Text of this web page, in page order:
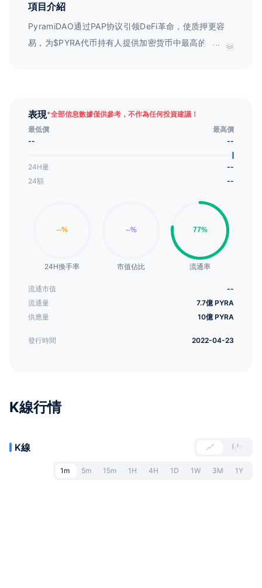
項目介紹
PyramiDAO通过PAP协议引领DeFi革命，使质押更容
易，为$PYRA代币持有人提供加密货币中最高的稳定回
...
表現*全部信息數據僅供參考，不作為任何投資建議！
最低價
最高價
--
--
24H量
--
24額
--
24H換手率 市值佔比 流通率
流通市值
--
流通量
7.7億 PYRA
供應量
10億 PYRA
發行時間 2022-04-23
K線行情
K線
1m 5m 15m 1H 4H 1D 1W 3M 1Y